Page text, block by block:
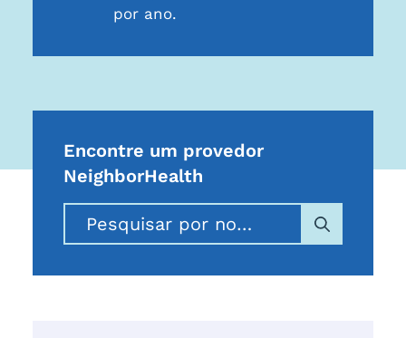
por ano.
Encontre um provedor
NeighborHealth